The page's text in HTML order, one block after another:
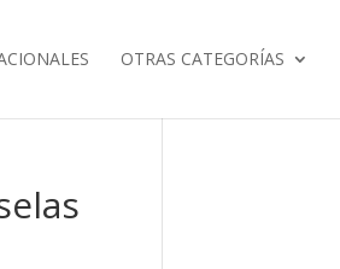
OTRAS CATEGORÍAS